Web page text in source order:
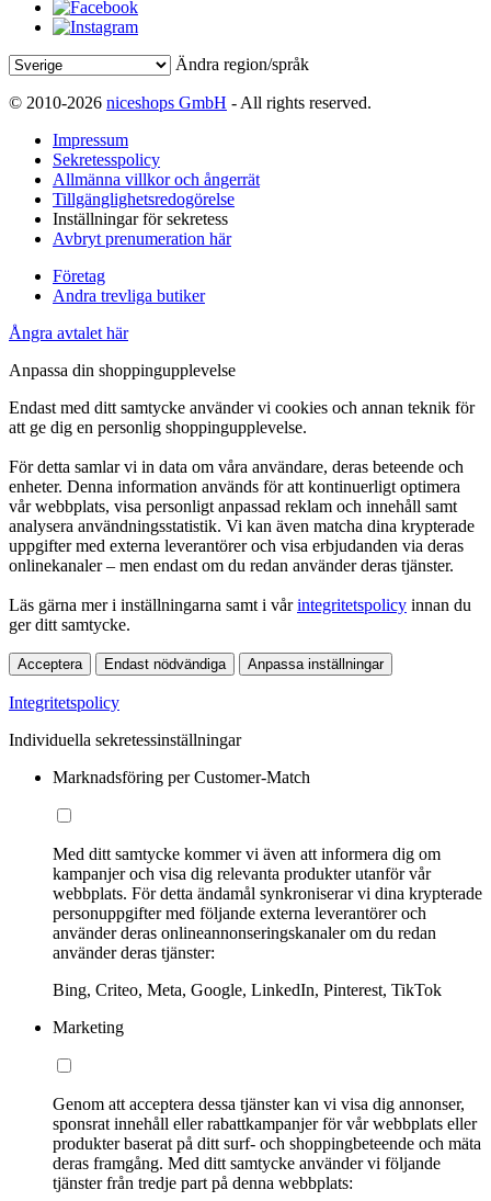
Ändra region/språk
© 2010-2026 niceshops GmbH - All rights reserved.
Impressum
Sekretesspolicy
Allmänna villkor och ångerrät
Tillgänglighetsredogörelse
Inställningar för sekretess
Avbryt prenumeration här
Företag
Andra trevliga butiker
Ångra avtalet här
Anpassa din shoppingupplevelse
Endast med ditt samtycke använder vi cookies och annan teknik för
att ge dig en personlig shoppingupplevelse.
För detta samlar vi in data om våra användare, deras beteende och
enheter. Denna information används för att kontinuerligt optimera
vår webbplats, visa personligt anpassad reklam och innehåll samt
analysera användningsstatistik. Vi kan även matcha dina krypterade
uppgifter med externa leverantörer och visa erbjudanden via deras
onlinekanaler – men endast om du redan använder deras tjänster.
Läs gärna mer i inställningarna samt i vårintegritetspolicy innan du
ger ditt samtycke.
Acceptera Endast nödvändiga Anpassa inställningar
Integritetspolicy
Individuella sekretessinställningar
Marknadsföring per Customer-Match
Med ditt samtycke kommer vi även att informera dig om
kampanjer och visa dig relevanta produkter utanför vår
webbplats. För detta ändamål synkroniserar vi dina krypterade
personuppgifter med följande externa leverantörer och
använder deras onlineannonseringskanaler om du redan
använder deras tjänster:
Bing, Criteo, Meta, Google, LinkedIn, Pinterest, TikTok
Marketing
Genom att acceptera dessa tjänster kan vi visa dig annonser,
sponsrat innehåll eller rabattkampanjer för vår webbplats eller
produkter baserat på ditt surf- och shoppingbeteende och mäta
deras framgång. Med ditt samtycke använder vi följande
tjänster från tredje part på denna webbplats: